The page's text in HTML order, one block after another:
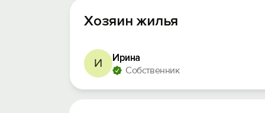
Хозяин жилья
И Ирина
Собственник